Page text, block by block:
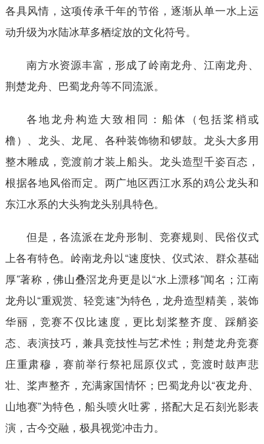
各具风情，这项传承千年的节俗，逐渐从单一水上运
动升级为水陆冰草多栖绽放的文化符号。
南方水资源丰富，形成了岭南龙舟、江南龙舟、
荆楚龙舟、巴蜀龙舟等不同流派。
各地龙舟构造大致相同：船体（包括桨梢或
橹）、龙头、龙尾、各种装饰物和锣鼓。龙头大多用
整木雕成，竞渡前才装上船头。龙头造型千姿百态，
根据各地风俗而定。两广地区西江水系的鸡公龙头和
东江水系的大头狗龙头别具特色。
但是，各流派在龙舟形制、竞赛规则、民俗仪式
上各有特色。岭南龙舟以“速度快、仪式浓、群众基础
厚”著称，佛山叠滘龙舟更是以“水上漂移”闻名；江南
龙舟以“重观赏、轻竞速”为特色，龙舟造型精美，装饰
华丽，竞赛不仅比速度，更比划桨整齐度、踩艄姿
态、表演技巧，兼具竞技性与艺术性；荆楚龙舟竞赛
庄重肃穆，赛前举行祭祀屈原仪式，竞渡时鼓声悲
壮、桨声整齐，充满家国情怀；巴蜀龙舟以“夜龙舟、
山地赛”为特色，船头喷火吐雾，搭配大足石刻光影表
演，古今交融，极具视觉冲击力。